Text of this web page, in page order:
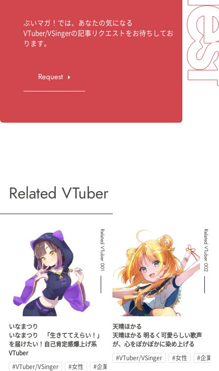
ぶいマガ！では、あなたの気になる
VTuber/VSingerの記事リクエストをお待ちしてお
ります。
Request
Related VTuber
Related VTuber 001
いなまつり
いなまつり 「生きててえらい！」
を届けたい！自己肯定感爆上げ系
VTuber
#VTuber/VSinger
#女性 #企業公式
Related VTuber 002
天晴ほかる
天晴ほかる 明るく可愛らしい歌声
が、心をぽかぽかに染め上げる
#VTuber/VSinger
#女性 #企業